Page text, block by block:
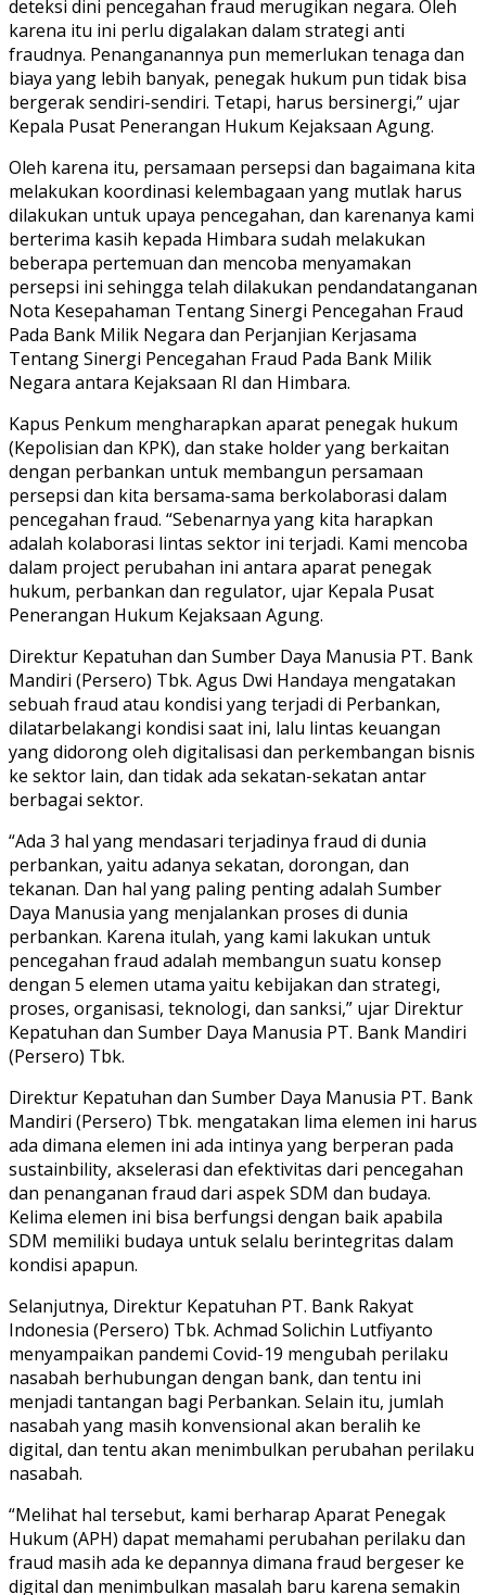
deteksi dini pencegahan fraud merugikan negara. Oleh
karena itu ini perlu digalakan dalam strategi anti
fraudnya. Penanganannya pun memerlukan tenaga dan
biaya yang lebih banyak, penegak hukum pun tidak bisa
bergerak sendiri-sendiri. Tetapi, harus bersinergi,” ujar
Kepala Pusat Penerangan Hukum Kejaksaan Agung.
Oleh karena itu, persamaan persepsi dan bagaimana kita
melakukan koordinasi kelembagaan yang mutlak harus
dilakukan untuk upaya pencegahan, dan karenanya kami
berterima kasih kepada Himbara sudah melakukan
beberapa pertemuan dan mencoba menyamakan
persepsi ini sehingga telah dilakukan pendandatanganan
Nota Kesepahaman Tentang Sinergi Pencegahan Fraud
Pada Bank Milik Negara dan Perjanjian Kerjasama
Tentang Sinergi Pencegahan Fraud Pada Bank Milik
Negara antara Kejaksaan RI dan Himbara.
Kapus Penkum mengharapkan aparat penegak hukum
(Kepolisian dan KPK), dan stake holder yang berkaitan
dengan perbankan untuk membangun persamaan
persepsi dan kita bersama-sama berkolaborasi dalam
pencegahan fraud. “Sebenarnya yang kita harapkan
adalah kolaborasi lintas sektor ini terjadi. Kami mencoba
dalam project perubahan ini antara aparat penegak
hukum, perbankan dan regulator, ujar Kepala Pusat
Penerangan Hukum Kejaksaan Agung.
Direktur Kepatuhan dan Sumber Daya Manusia PT. Bank
Mandiri (Persero) Tbk. Agus Dwi Handaya mengatakan
sebuah fraud atau kondisi yang terjadi di Perbankan,
dilatarbelakangi kondisi saat ini, lalu lintas keuangan
yang didorong oleh digitalisasi dan perkembangan bisnis
ke sektor lain, dan tidak ada sekatan-sekatan antar
berbagai sektor.
“Ada 3 hal yang mendasari terjadinya fraud di dunia
perbankan, yaitu adanya sekatan, dorongan, dan
tekanan. Dan hal yang paling penting adalah Sumber
Daya Manusia yang menjalankan proses di dunia
perbankan. Karena itulah, yang kami lakukan untuk
pencegahan fraud adalah membangun suatu konsep
dengan 5 elemen utama yaitu kebijakan dan strategi,
proses, organisasi, teknologi, dan sanksi,” ujar Direktur
Kepatuhan dan Sumber Daya Manusia PT. Bank Mandiri
(Persero) Tbk.
Direktur Kepatuhan dan Sumber Daya Manusia PT. Bank
Mandiri (Persero) Tbk. mengatakan lima elemen ini harus
ada dimana elemen ini ada intinya yang berperan pada
sustainbility, akselerasi dan efektivitas dari pencegahan
dan penanganan fraud dari aspek SDM dan budaya.
Kelima elemen ini bisa berfungsi dengan baik apabila
SDM memiliki budaya untuk selalu berintegritas dalam
kondisi apapun.
Selanjutnya, Direktur Kepatuhan PT. Bank Rakyat
Indonesia (Persero) Tbk. Achmad Solichin Lutfiyanto
menyampaikan pandemi Covid-19 mengubah perilaku
nasabah berhubungan dengan bank, dan tentu ini
menjadi tantangan bagi Perbankan. Selain itu, jumlah
nasabah yang masih konvensional akan beralih ke
digital, dan tentu akan menimbulkan perubahan perilaku
nasabah.
“Melihat hal tersebut, kami berharap Aparat Penegak
Hukum (APH) dapat memahami perubahan perilaku dan
fraud masih ada ke depannya dimana fraud bergeser ke
digital dan menimbulkan masalah baru karena semakin